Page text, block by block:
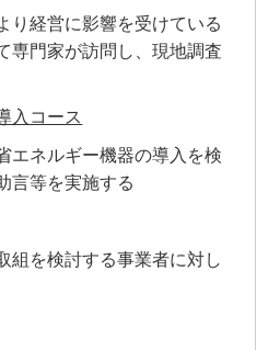
り経営に影響を受けている
専門家が訪問し、現地調査
入コース
エネルギー機器の導入を検
言等を実施する
組を検討する事業者に対し